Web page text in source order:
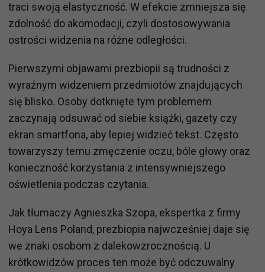
traci swoją elastyczność. W efekcie zmniejsza się
zdolność do akomodacji, czyli dostosowywania
ostrości widzenia na różne odległości.
Pierwszymi objawami prezbiopii są trudności z
wyraźnym widzeniem przedmiotów znajdujących
się blisko. Osoby dotknięte tym problemem
zaczynają odsuwać od siebie książki, gazety czy
ekran smartfona, aby lepiej widzieć tekst. Często
towarzyszy temu zmęczenie oczu, bóle głowy oraz
konieczność korzystania z intensywniejszego
oświetlenia podczas czytania.
Jak tłumaczy Agnieszka Szopa, ekspertka z firmy
Hoya Lens Poland, prezbiopia najwcześniej daje się
we znaki osobom z dalekowzrocznością. U
krótkowidzów proces ten może być odczuwalny